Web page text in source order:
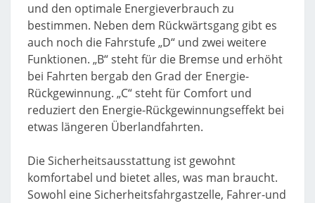
und den optimale Energieverbrauch zu
bestimmen. Neben dem Rückwärtsgang gibt es
auch noch die Fahrstufe „D“ und zwei weitere
Funktionen. „B“ steht für die Bremse und erhöht
bei Fahrten bergab den Grad der Energie-
Rückgewinnung. „C“ steht für Comfort und
reduziert den Energie-Rückgewinnungseffekt bei
etwas längeren Überlandfahrten.
Die Sicherheitsausstattung ist gewohnt
komfortabel und bietet alles, was man braucht.
Sowohl eine Sicherheitsfahrgastzelle, Fahrer-und